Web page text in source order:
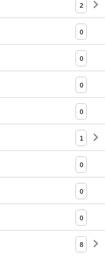
2
0
0
0
0
1
0
0
0
8